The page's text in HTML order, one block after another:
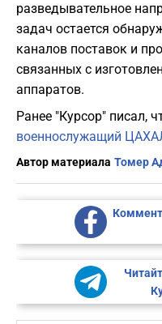
разведывательное
задач остается
каналов поставок и
связанных с
аппаратов.
Ранее "Курсор" писал,
военнослужащий
Автор материала Томер